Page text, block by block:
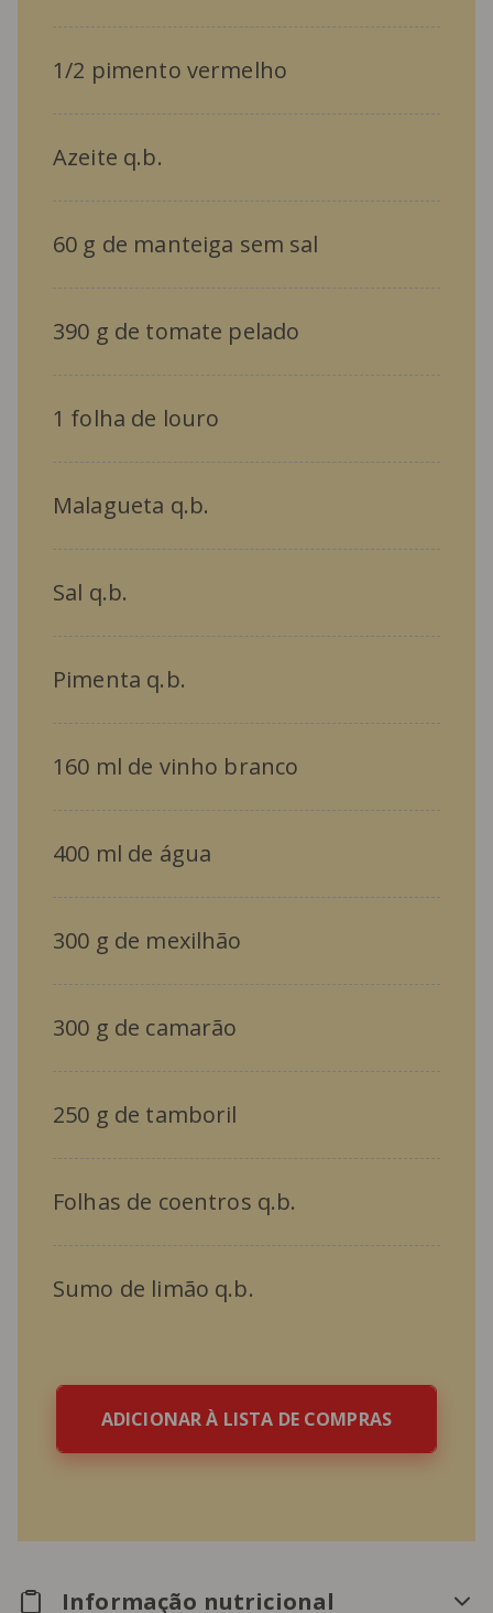
1/2 pimento vermelho
Azeite q.b.
60 g de manteiga sem sal
390 g de tomate pelado
1 folha de louro
Malagueta q.b.
Sal q.b.
Pimenta q.b.
160 ml de vinho branco
400 ml de água
300 g de mexilhão
300 g de camarão
250 g de tamboril
Folhas de coentros q.b.
Sumo de limão q.b.
ADICIONAR À LISTA DE COMPRAS
Informação nutricional